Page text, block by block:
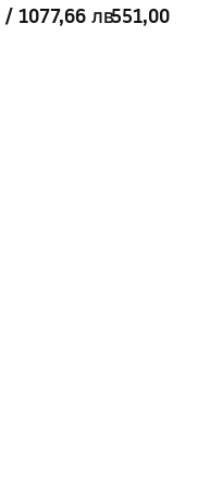
/ 1077,66 лв551,00 €